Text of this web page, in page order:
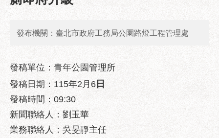
關
介
務
資
訊
政
府
資
訊
發布機關：臺北市政府工務局公園路燈工程管理處
發稿單位：青年公園管理所
發稿日期：115年2月6 日
發稿時間：09:30
新聞聯絡人：劉玉華
業務聯絡人：吳旻靜主任